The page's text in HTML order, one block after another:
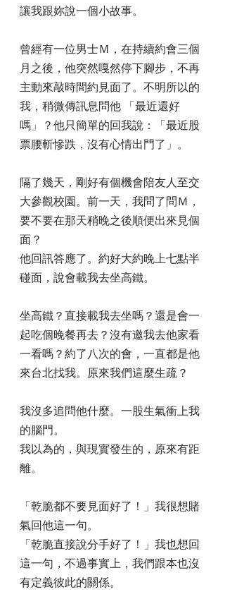
讓我跟妳說一個小故事。
曾經有一位男士Ｍ，在持續約會三個
月之後，他突然嘎然停下腳步，不再
主動來敲時間約見面了。不明所以的
我，稍微傳訊息問他 「最近還好
嗎」？他只簡單的回我說：「最近股
票腰斬慘跌，沒有心情出門了」。
隔了幾天，剛好有個機會陪友人至交
大參觀校園。前一天，我問了問Ｍ，
要不要在那天稍晚之後順便出來見個
面？
他回訊答應了。約好大約晚上七點半
碰面，說會載我去坐高鐵。
坐高鐵？直接載我去坐嗎？還是會一
起吃個晚餐再去？沒有邀我去他家看
一看嗎？約了八次的會，一直都是他
來台北找我。原來我們這麼生疏？
我沒多追問他什麼。一股生氣衝上我
的腦門。
我以為的，與現實發生的，原來有距
離。
「乾脆都不要見面好了！」我很想賭
氣回他這一句。
「乾脆直接說分手好了！」我也想回
這一句，不過事實上，我們跟本也沒
有定義彼此的關係。